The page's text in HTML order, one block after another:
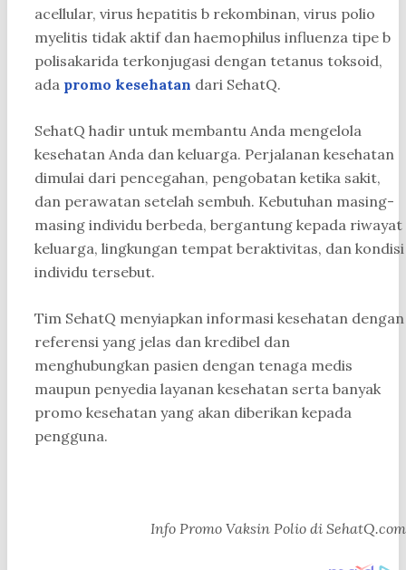
acellular, virus hepatitis b rekombinan, virus polio
myelitis tidak aktif dan haemophilus influenza tipe b
polisakarida terkonjugasi dengan tetanus toksoid,
ada promo kesehatan dari SehatQ.
SehatQ hadir untuk membantu Anda mengelola
kesehatan Anda dan keluarga. Perjalanan kesehatan
dimulai dari pencegahan, pengobatan ketika sakit,
dan perawatan setelah sembuh. Kebutuhan masing-
masing individu berbeda, bergantung kepada riwayat
keluarga, lingkungan tempat beraktivitas, dan kondisi
individu tersebut.
Tim SehatQ menyiapkan informasi kesehatan dengan
referensi yang jelas dan kredibel dan
menghubungkan pasien dengan tenaga medis
maupun penyedia layanan kesehatan serta banyak
promo kesehatan yang akan diberikan kepada
pengguna.
Info Promo Vaksin Polio di SehatQ.com